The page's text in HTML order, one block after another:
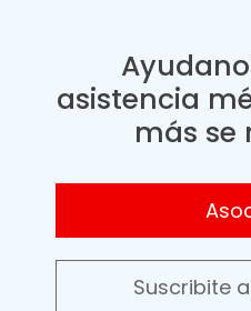
asistencia
más se
Suscribite